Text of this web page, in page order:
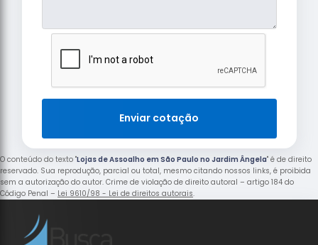
Enviar cotação
O conteúdo do texto "Lojas de Assoalho em São Paulo no Jardim Ângela" é de direito
reservado. Sua reprodução, parcial ou total, mesmo citando nossos links, é proibida
sem a autorização do autor. Crime de violação de direito autoral – artigo 184 do
Código Penal – Lei 9610/98 - Lei de direitos autorais.